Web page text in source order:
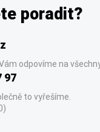
poradit?
odpovíme na
97
to vyřešíme.